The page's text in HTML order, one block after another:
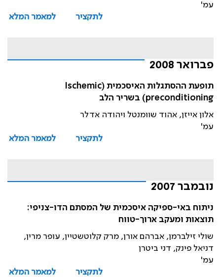
עמ'
לתקציר
למאמר המלא
פברואר 2008
תופעת ההסתגלות האיסכמית (Ischemic
preconditioning) בשריר הלב
אלון אייזן, אהוד שוומנטל ויהודה אדלר
עמ'
לתקציר
למאמר המלא
נובמבר 2007
ניתוח באי-ספיקה איסכמית של המסתם הדו-צניפי:
תוצאות ומעקב ארוך-טווח
שולי זילברמן, אברהם אורן, מרק קלוטשטיין, עופר מרין,
דניאל פינק, דני ביטרן
עמ'
לתקציר
למאמר המלא